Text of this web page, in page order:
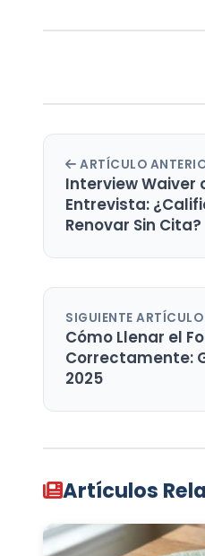
ARTÍCULO
Interview Waiver
Entrevista:
Renovar Sin Cita?
SIGUIENTE ARTÍCULO
Cómo Llenar el
Correctamente:
2025
Artículos